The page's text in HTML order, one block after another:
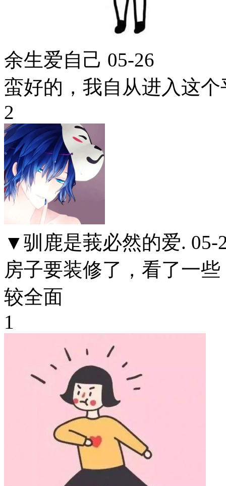
余生爱自己 05-26
蛮好的，我自从进入这
2
▼驯鹿是莪必然的爱. 05-
房子要装修了，看了一
较全面
1